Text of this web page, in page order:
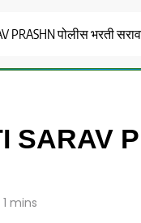
PRASHN पोलीस भरती
1 mins